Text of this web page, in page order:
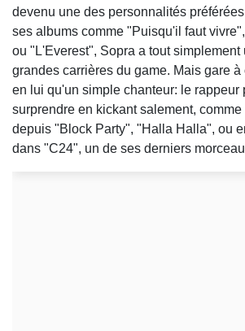
devenu une des personnalités
ses albums comme "Puisqu'il faut
ou "L'Everest", Sopra a tout simplement
grandes carrières du game. Mais gare
en lui qu'un simple chanteur: le rappeur
surprendre en kickant salement,
depuis "Block Party", "Halla Halla", ou
dans "C24", un de ses derniers